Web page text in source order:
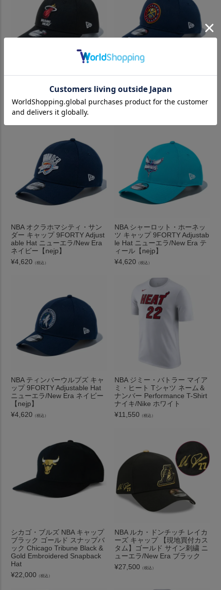
NBA マイアミ・ヒート キャッ
ューエラ/New Era ブラック
【nejp】
¥4,620（税込）
NBA ナゲッツ キャップ 9FOR
New Era ネイビー【nejp】
¥4,620（税込）
NBA オクラホマシティ・サン
ダー キャップ 9FORTY Adjust
able Hat ニューエラ/New Era
ネイビー【nejp】
¥4,620 （税込）
NBA シャーロット・ホーネッ
ツ キャップ 9FORTY Adjustab
le Hat ニューエラ/New Era テ
ィール【nejp】
¥4,620 （税込）
NBA ティンバーウルブズ キャ
ップ 9FORTY Adjustable Hat
ニューエラ/New Era ネイビー
【nejp】
¥4,620 （税込）
NBA ジミー・バトラー マイア
ミ・ヒート Tシャツ ネーム＆
ナンバー Performance T-Shirt
ナイキ/Nike ホワイト
¥11,550 （税込）
シカゴ・ブルズ NBA キャップ
ブラック ゴールド スナップバ
ック Chicago Tribune Black &
Gold Embroidered Snapback
Hat
¥22,000 （税込）
NBA ルカ・ドンチッチ レイカ
ーズ キャップ 【現地買付カス
タム】ゴールド サイン刺繍 ニ
ューエラ/New Era ブラック
¥27,500 （税込）